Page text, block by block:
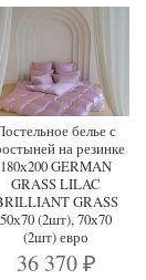
белье с
на резинке
180х200 GERMAN
GRASS LILAC
GRASS
50х70 (2шт), 70х70
(2шт) евро
36 370 ₽